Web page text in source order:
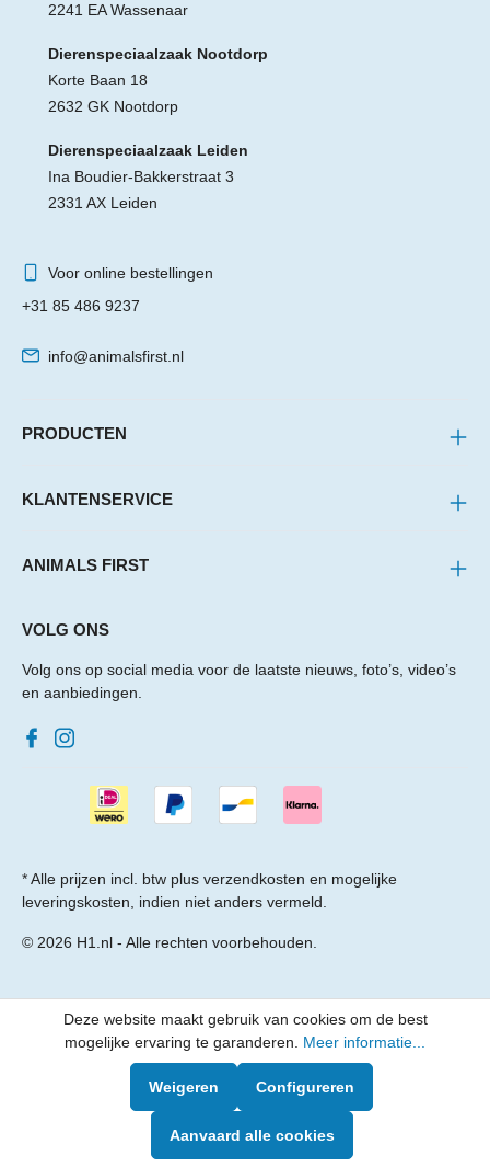
2241 EA Wassenaar
Dierenspeciaalzaak Nootdorp
Korte Baan 18
2632 GK Nootdorp
Dierenspeciaalzaak Leiden
Ina Boudier-Bakkerstraat 3
2331 AX Leiden
Voor online bestellingen
+31 85 486 9237
info@animalsfirst.nl
PRODUCTEN
KLANTENSERVICE
ANIMALS FIRST
VOLG ONS
Volg ons op social media voor de laatste nieuws, foto’s, video’s
en aanbiedingen.
* Alle prijzen incl. btw plus verzendkosten en mogelijke
leveringskosten, indien niet anders vermeld.
© 2026 H1.nl - Alle rechten voorbehouden.
Deze website maakt gebruik van cookies om de best
mogelijke ervaring te garanderen. Meer informatie...
Weigeren Configureren
Aanvaard alle cookies